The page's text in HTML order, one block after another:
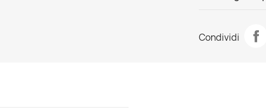
Tappeto
Structural
Condividi